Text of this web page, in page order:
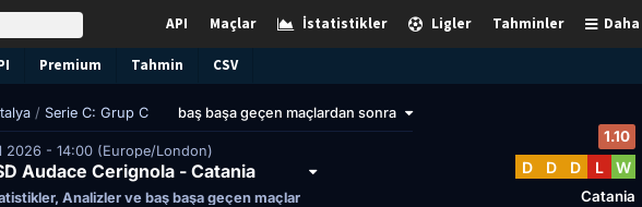
Tahminler
Ligler
İstatistikler
Maçlar
API
Premium Tahmin CSV
/ Serie C: Grup C baş başa geçen maçlardan sonra
2026 - 14:00 (Europe/London)
Audace Cerignola - Catania
Analizler ve baş başa geçen maçlar
1.10
D D D L W
Catania